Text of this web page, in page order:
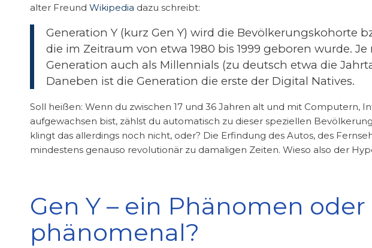
alter Freund Wikipedia dazu schreibt:
Generation Y (kurz Gen Y) wird die Bevölkerungskohorte
die im Zeitraum von etwa 1980 bis 1999 geboren wurde.
Generation auch als Millennials (zu deutsch etwa die
Daneben ist die Generation die erste der Digital Natives.
Soll heißen: Wenn du zwischen 17 und 36 Jahren alt und mit Computern,
aufgewachsen bist, zählst du automatisch zu dieser speziellen
klingt das allerdings noch nicht, oder? Die Erfindung des Autos, des
mindestens genauso revolutionär zu damaligen Zeiten. Wieso also der
Gen Y – ein Phänomen oder
phänomenal?